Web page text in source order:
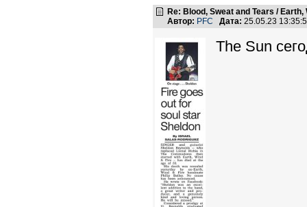
Re: Blood, Sweat and Tears / Earth,
Автор: PFC Дата: 25.05.23
The Sun